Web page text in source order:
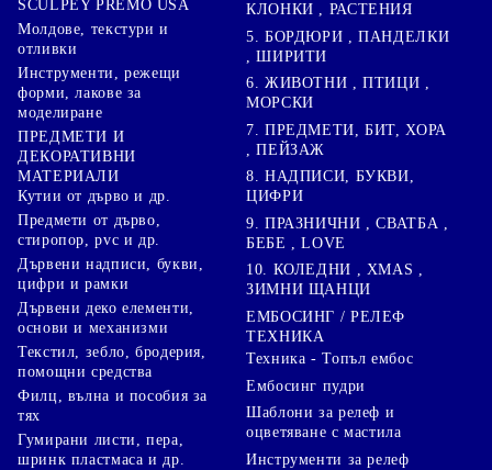
SCULPEY PREMO USA
Молдове, текстури и
отливки
Инструменти, режещи
форми, лакове за
моделиране
ПРЕДМЕТИ И
ДЕКОРАТИВНИ
МАТЕРИАЛИ
Кутии от дърво и др.
Предмети от дърво,
стиропор, pvc и др.
Дървени надписи, букви,
цифри и рамки
Дървени деко елементи,
основи и механизми
Текстил, зебло, бродерия,
помощни средства
Филц, вълна и пособия за
тях
Гумирани листи, пера,
шринк пластмаса и др.
КЛОНКИ , РАСТЕНИЯ
5. БОРДЮРИ , ПАНДЕЛКИ
, ШИРИТИ
6. ЖИВОТНИ , ПТИЦИ ,
МОРСКИ
7. ПРЕДМЕТИ, БИТ, ХОРА
, ПЕЙЗАЖ
8. НАДПИСИ, БУКВИ,
ЦИФРИ
9. ПРАЗНИЧНИ , СВАТБА ,
БЕБЕ , LOVE
10. КОЛЕДНИ , XMAS ,
ЗИМНИ ЩАНЦИ
ЕМБОСИНГ / РЕЛЕФ
ТЕХНИКА
Техника - Топъл ембос
Ембосинг пудри
Шаблони за релеф и
оцветяване с мастила
Инструменти за релеф